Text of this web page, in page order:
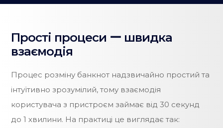
Прості процеси ー швидка
взаємодія
Процес розміну банкнот надзвичайно простий та
інтуїтивно зрозумілий, тому взаємодія
користувача з пристроєм займає від 30 секунд
до 1 хвилини. На практиці це виглядає так: